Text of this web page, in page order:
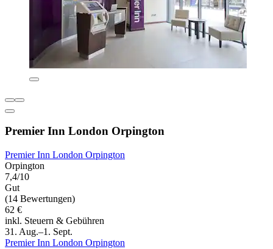
Premier Inn London Orpington
Premier Inn London Orpington
Orpington
7,4/10
Gut
(14 Bewertungen)
62 €
inkl. Steuern & Gebühren
31. Aug.–1. Sept.
Premier Inn London Orpington